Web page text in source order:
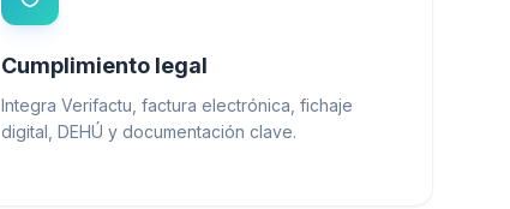
Cumplimiento legal
Integra Verifactu, factura electrónica, fichaje
digital, DEHÚ y documentación clave.